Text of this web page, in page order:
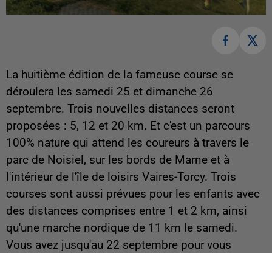
La huitième édition de la fameuse course se
déroulera les samedi 25 et dimanche 26
septembre. Trois nouvelles distances seront
proposées : 5, 12 et 20 km. Et c'est un parcours
100% nature qui attend les coureurs à travers le
parc de Noisiel, sur les bords de Marne et à
l'intérieur de l'île de loisirs Vaires-Torcy. Trois
courses sont aussi prévues pour les enfants avec
des distances comprises entre 1 et 2 km, ainsi
qu'une marche nordique de 11 km le samedi.
Vous avez jusqu'au 22 septembre pour vous